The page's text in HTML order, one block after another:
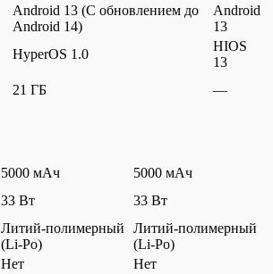
Android 13 (С обновлением до
Android 14)
Android
13
HyperOS 1.0
HIOS
13
21 ГБ —
5000 мАч
5000 мАч
33 Вт 33 Вт
Литий-полимерный
(Li-Po)
Литий-полимерный
(Li-Po)
Нет
Нет